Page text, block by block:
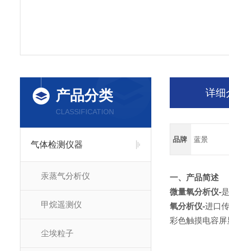
产品分类
CLASSIFICATION
气体检测仪器
汞蒸气分析仪
甲烷遥测仪
尘埃粒子
详细
品牌 蓝景
一、产品简述
微量氧分析仪-
氧分析仪-进口
彩色触摸电容